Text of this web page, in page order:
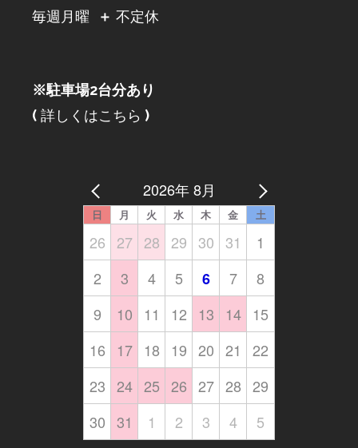
毎週月曜
＋ 不定休
※駐車場2台分あり
( 詳しくはこちら )
2026年 8月
日 月 火 水 木 金 土
26 27 28 29 30 31
1
2
3 4 5 6 7
8
9
10 11 12 13 14
15
16
17 18 19 20 21
22
23 24 25 26 27 28 29
30 31 1 2 3 4 5